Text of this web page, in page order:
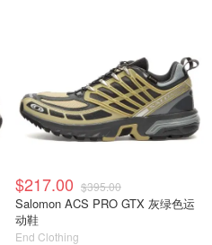
$217.00 $395.00
Salomon ACS PRO GTX 灰绿色运
动鞋
End Clothing